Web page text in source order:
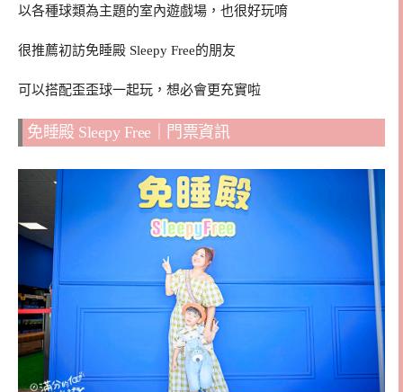
以各種球類為主題的室內遊戲場，也很好玩唷
很推薦初訪免睡殿 Sleepy Free的朋友
可以搭配歪歪球一起玩，想必會更充實啦
免睡殿 Sleepy Free｜門票資訊